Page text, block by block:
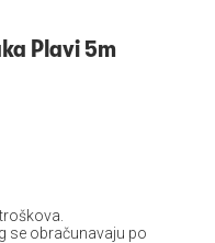
Plavi 5m
se obračunavaju po